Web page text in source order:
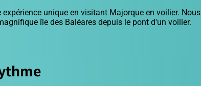
unique en visitant Majorque en voilier. Nous
île des Baléares depuis le pont d'un voilier.